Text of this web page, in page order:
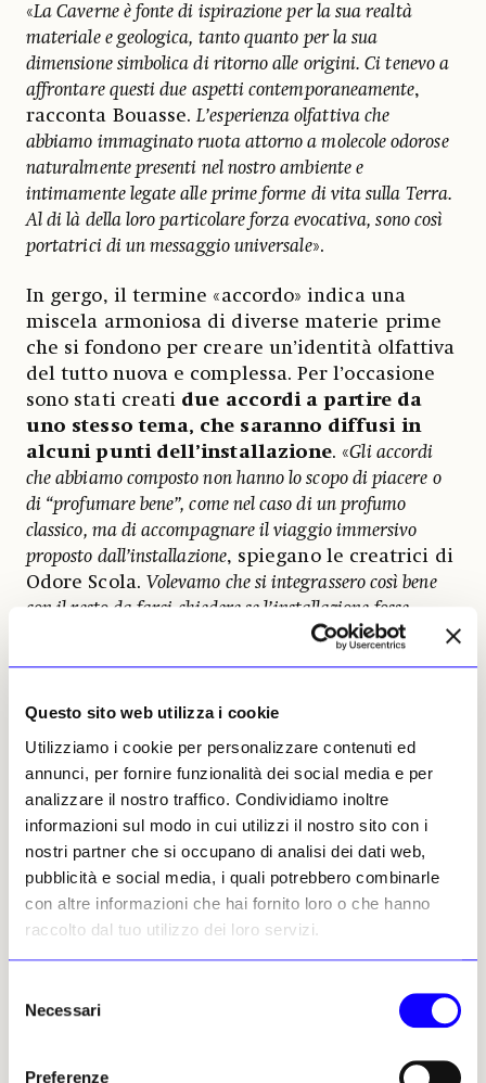
Questo sito web utilizza i cookie
Utilizziamo i cookie per personalizzare contenuti ed
annunci, per fornire funzionalità dei social media e per
analizzare il nostro traffico. Condividiamo inoltre
informazioni sul modo in cui utilizzi il nostro sito con i
nostri partner che si occupano di analisi dei dati web,
pubblicità e social media, i quali potrebbero combinarle
con altre informazioni che hai fornito loro o che hanno
raccolto dal tuo utilizzo dei loro servizi.
delNecessari
Preferenze
«La Caverne è fonte di ispirazione per la sua realtà
materiale e geologica, tanto quanto per la sua
dimensione simbolica di ritorno alle origini. Ci tenevo a
affrontare questi due aspetti contemporaneamente,
racconta Bouasse.L’esperienza olfattiva che
abbiamo immaginato ruota attorno a molecole odorose
naturalmente presenti nel nostro ambiente e
intimamente legate alle prime forme di vita sulla Terra.
Al di là della loro particolare forza evocativa, sono così
portatrici di un messaggio universale».
In gergo, il termine «accordo» indica una
miscela armoniosa di diverse materie prime
che si fondono per creare un’identità olfattiva
del tutto nuova e complessa. Per l’occasione
sono stati creati due accordi a partire da
uno stesso tema, che saranno diffusi in
alcuni punti dell’installazione. «Gli accordi
che abbiamo composto non hanno lo scopo di piacere o
di “profumare bene”, come nel caso di un profumo
classico, ma di accompagnare il viaggio immersivo
proposto dall’installazione, spiegano le creatrici di
Odore Scola. Volevamo che si integrassero così bene
con il resto da farci chiedere se l’installazione fosse
profumata o se fosse l’odore naturale de La Caverne
2026 | © Riproduzione
riservata
Cecilia Paccagnella
Leggi i suoi articoli
Che cosa sappiamo sui danni